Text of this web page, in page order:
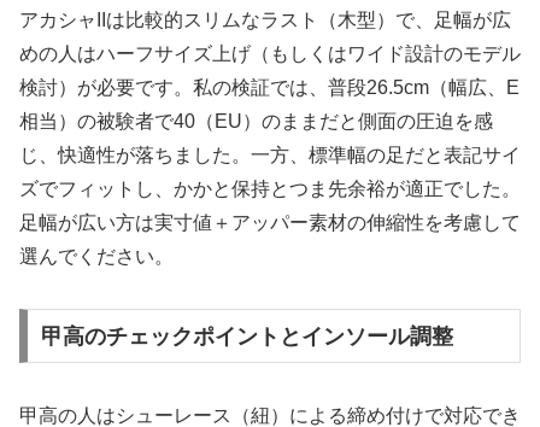
アカシャIIは比較的スリムなラスト（木型）で、足幅が広
めの人はハーフサイズ上げ（もしくはワイド設計のモデル
検討）が必要です。私の検証では、普段26.5cm（幅広、E
相当）の被験者で40（EU）のままだと側面の圧迫を感
じ、快適性が落ちました。一方、標準幅の足だと表記サイ
ズでフィットし、かかと保持とつま先余裕が適正でした。
足幅が広い方は実寸値＋アッパー素材の伸縮性を考慮して
選んでください。
甲高のチェックポイントとインソール調整
甲高の人はシューレース（紐）による締め付けで対応でき